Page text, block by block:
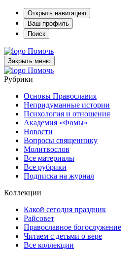
Открыть навигацию
Ваш профиль
Поиск
Помочь
Закрыть меню
Помочь
Рубрики
Основы Православия
Непридуманные истории
Психология и отношения
Академия «Фомы»
Новости
Вопросы священнику
Молитвослов
Все материалы
Все рубрики
Подписка на журнал
Коллекции
Какой сегодня праздник
Райсовет
Православное богослужение
Читаем с детьми о вере
Все коллекции